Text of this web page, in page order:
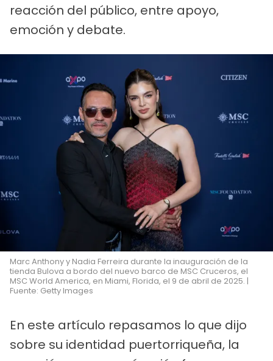
reacción del público, entre apoyo,
emoción y debate.
Marc Anthony y Nadia Ferreira durante la inauguración de la
tienda Bulova a bordo del nuevo barco de MSC Cruceros, el
MSC World America, en Miami, Florida, el 9 de abril de 2025. |
Fuente: Getty Images
En este artículo repasamos lo que dijo
sobre su identidad puertorriqueña, la